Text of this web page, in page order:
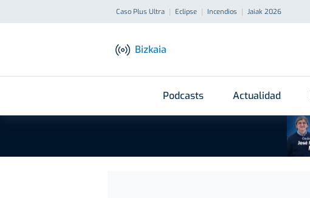
Caso Plus Ultra Eclipse Incendios Jaiak 2026
Bizkaia
Podcasts Actualidad